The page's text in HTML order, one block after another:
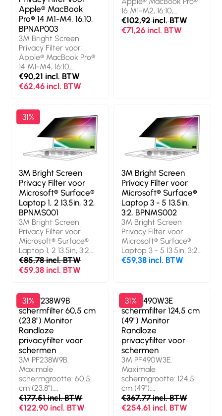
Lichttransmissie: 85
procent, Beperkt
weergavehoek (tot):
60°. Gewicht: 31 g
Apple® MacBook
Pro® 14 M1-M4, 16:10,
BPNAP003
3M Bright Screen
Privacy Filter voor
Apple® MacBook Pro®
14 M1-M4, 16:10,
BPNAP003. Maximale
schermgrootte: 36,1 cm
Geschikt voor: Laptop,
Soort: Randloze
privacyfilter voor
schermen.
Oppervlakteafwerking:
Glanzend/mat,
Veiligheidsfunties:
Krasbestendig,
Lichttransmissie: 85
procent, Beperkt
weergavehoek (tot):
60°. Gewicht: 33 g
€90,21 incl. BTW
€62,46 incl. BTW
16 M1-M2, 16:10,
BPNAP005. Maximale
schermgrootte: 41,1 cm
Veiligheidsfunties:
Stofafstotend,
Krasbestendig,
Lichttransmissie: 85
procent, Beperkt
weergavehoek (tot):
60°. Gewicht: 43 g
€102,92 incl. BTW
€71,26 incl. BTW
31%
3M Bright Screen
Privacy Filter voor
Microsoft® Surface®
Laptop 1, 2 13.5in, 3:2,
BPNMS001
3M Bright Screen
Privacy Filter voor
Microsoft® Surface®
Laptop 1, 2 13.5in, 3:2,
BPNMS001. Maximale
schermgrootte: 34,3
Geschikt voor: Laptop,
Soort: Randloze
privacyfilter voor
schermen.
Oppervlakteafwerking:
Glanzend/mat,
Veiligheidsfunties:
Stofafstotend,
Krasbestendig,
Lichttransmissie: 85
procent, Beperkt
weergavehoek (tot):
60°. Gewicht: 34 g
€85,78 incl. BTW
€59,38 incl. BTW
3M Bright Screen
Privacy Filter voor
Microsoft® Surface®
Laptop 3 - 5 13.5in,
3:2, BPNMS002
3M Bright Screen
Privacy Filter voor
Microsoft® Surface®
Laptop 3 - 5 13.5in, 3:2,
BPNMS002. Maximale
Geschikt voor: Laptop,
Soort: Randloze
privacyfilter voor
schermen.
Oppervlakteafwerking:
Glanzend/mat,
Veiligheidsfunties:
Stofafstotend,
Krasbestendig,
Lichttransmissie: 85
procent, Beperkt
weergavehoek (tot):
60°. Gewicht: 35 g
€59,38 incl. BTW
31%
3M PF238W9B
schermfilter 60,5 cm
(23.8") Monitor
Randloze
privacyfilter voor
schermen
3M PF238W9B.
Maximale
schermgrootte: 60,5
cm (23.8").
Beeldverhouding: 16:9.
Geschikt voor: Monitor,
€177,51 incl. BTW
€122,90 incl. BTW
31%
3M PF490W3E
schermfilter 124,5 cm
(49") Monitor
Randloze
privacyfilter voor
schermen
3M PF490W3E.
Maximale
schermgrootte: 124,5
cm (49").
Beeldverhouding: 32:9.
Geschikt voor: Monitor,
€367,77 incl. BTW
€254,61 incl. BTW